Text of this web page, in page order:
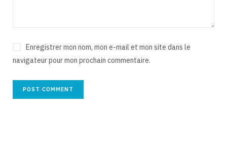
Enregistrer mon nom, mon e-mail et mon site dans le
navigateur pour mon prochain commentaire.